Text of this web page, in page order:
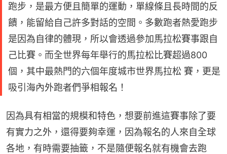
跑步，是最方便且簡單的運動，單線條且長時間的反
饋，能留給自己許多對話的空間。多數跑者熱愛跑步
是因為自律的體現，所以會透過參加馬拉松賽事跟自
己比賽。而全世界每年舉行的馬拉松比賽超過800
個，其中最熱門的六個年度城市世界馬拉松 賽，更是
吸引海內外跑者們爭相報名！
因為具有相當的規模和特色，想要前進這賽事除了要
有實力之外，還得要夠幸運，因為報名的人來自全球
各地，有時需要抽籤，不是隨便報名就有機會去跑